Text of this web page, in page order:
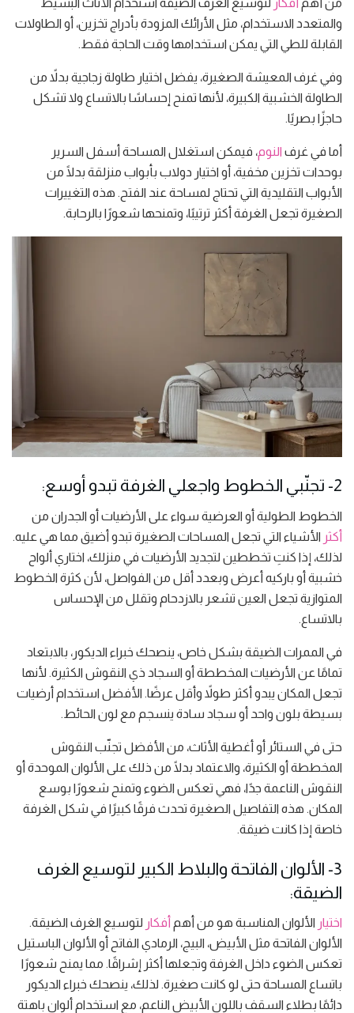
من أهم أفكار لتوسيع الغرف الضيقة استخدام الأثاث البسيط
والمتعدد الاستخدام، مثل الأرائك المزودة بأدراج تخزين، أو الطاولات
القابلة للطي التي يمكن استخدامها وقت الحاجة فقط.
وفي غرف المعيشة الصغيرة، يفضل اختيار طاولة زجاجية بدلاً من
الطاولة الخشبية الكبيرة، لأنها تمنح إحساسًا بالاتساع ولا تشكل
حاجزًا بصريًا.
أما في غرف النوم، فيمكن استغلال المساحة أسفل السرير
بوحدات تخزين مخفية، أو اختيار دولاب بأبواب منزلقة بدلًا من
الأبواب التقليدية التي تحتاج لمساحة عند الفتح. هذه التغييرات
الصغيرة تجعل الغرفة أكثر ترتيبًا، وتمنحها شعورًا بالرحابة.
2- تجنّبي الخطوط واجعلي الغرفة تبدو أوسع:
الخطوط الطولية أو العرضية سواء على الأرضيات أو الجدران من
أكثر الأشياء التي تجعل المساحات الصغيرة تبدو أضيق مما هي عليه.
لذلك، إذا كنتِ تخططين لتجديد الأرضيات في منزلك، اختاري ألواح
خشبية أو باركيه أعرض وبعدد أقل من الفواصل، لأن كثرة الخطوط
المتوازية تجعل العين تشعر بالازدحام وتقلل من الإحساس
بالاتساع.
في الممرات الضيقة بشكل خاص، ينصحك خبراء الديكور، بالابتعاد
تمامًا عن الأرضيات المخططة أو السجاد ذي النقوش الكثيرة. لأنها
تجعل المكان يبدو أكثر طولاً وأقل عرضًا. الأفضل استخدام أرضيات
بسيطة بلون واحد أو سجاد سادة ينسجم مع لون الحائط.
حتى في الستائر أو أغطية الأثاث، من الأفضل تجنّب النقوش
المخططة أو الكثيرة، والاعتماد بدلًا من ذلك على الألوان الموحدة أو
النقوش الناعمة جدًا، فهي تعكس الضوء وتمنح شعورًا بوسع
المكان. هذه التفاصيل الصغيرة تحدث فرقًا كبيرًا في شكل الغرفة
خاصة إذا كانت ضيقة.
3- الألوان الفاتحة والبلاط الكبير لتوسيع الغرف
الضيقة:
اختيار الألوان المناسبة هو من أهم أفكار لتوسيع الغرف الضيقة.
الألوان الفاتحة مثل الأبيض، البيج، الرمادي الفاتح أو الألوان الباستيل
تعكس الضوء داخل الغرفة وتجعلها أكثر إشراقًا. مما يمنح شعورًا
باتساع المساحة حتى لو كانت صغيرة. لذلك، ينصحك خبراء الديكور
دائمًا بطلاء السقف باللون الأبيض الناعم، مع استخدام ألوان باهتة